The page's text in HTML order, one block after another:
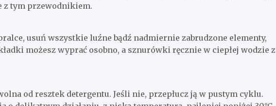
z tym przewodnikiem.
usuń wszystkie luźne bądź nadmiernie zabrudzone elementy,
możesz wyprać osobno, a sznurówki ręcznie w ciepłej wodzie z
od resztek detergentu. Jeśli nie, przepłucz ją w pustym cyklu.